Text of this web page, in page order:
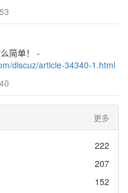
简单！ -
discuz/article-34340-1.html
更多
222
207
152